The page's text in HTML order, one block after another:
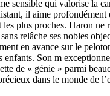
sensible qui valorise la
il aime
plus proches. Haron ne
relâche ses nobles
en avance sur le
enfants. Son m
de « génie » parmi
dans le monde de